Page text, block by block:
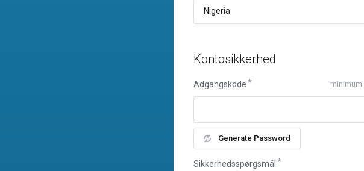
Kontosikkerhed
Adgangskode minimum
Generate Password
Sikkerhedsspørgsmål